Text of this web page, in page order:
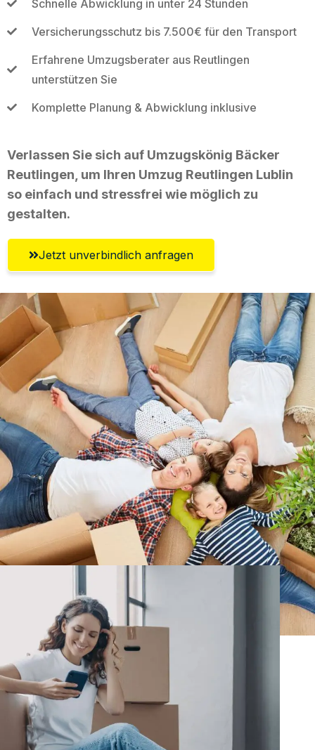
Schnelle Abwicklung in unter 24 Stunden
Versicherungsschutz bis 7.500€ für den Transport
Erfahrene Umzugsberater aus Reutlingen
unterstützen Sie
Komplette Planung & Abwicklung inklusive
Verlassen Sie sich auf Umzugskönig Bäcker
Reutlingen, um Ihren Umzug Reutlingen Lublin
so einfach und stressfrei wie möglich zu
gestalten.
Jetzt unverbindlich anfragen